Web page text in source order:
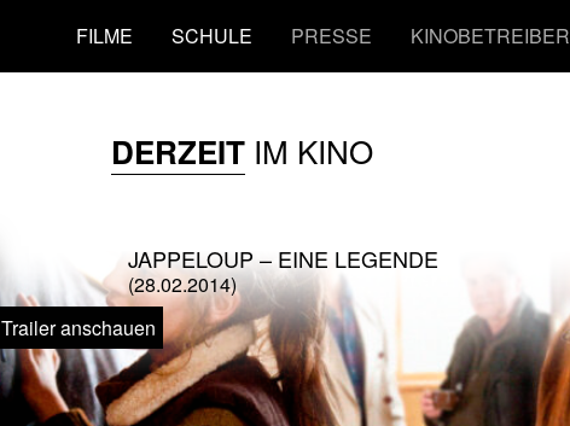
FILME SCHULE PRESSE KINOBETREIBER
DERZEITIM KINO
JAPPELOUP – EINE LEGENDE
(28.02.2014)
Trailer anschauen